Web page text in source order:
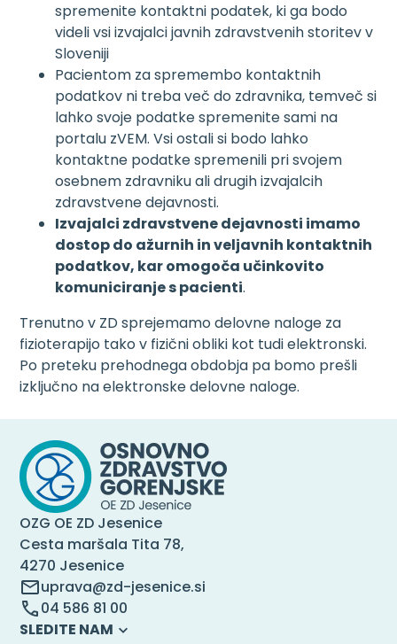
spremenite kontaktni podatek, ki ga bodo
videli vsi izvajalci javnih zdravstvenih storitev v
Sloveniji
Pacientom za spremembo kontaktnih
podatkov ni treba več do zdravnika, temveč si
lahko svoje podatke spremenite sami na
portalu zVEM. Vsi ostali si bodo lahko
kontaktne podatke spremenili pri svojem
osebnem zdravniku ali drugih izvajalcih
zdravstvene dejavnosti.
Izvajalci zdravstvene dejavnosti imamo
dostop do ažurnih in veljavnih kontaktnih
podatkov, kar omogoča učinkovito
komuniciranje s pacienti.
Trenutno v ZD sprejemamo delovne naloge za
fizioterapijo tako v fizični obliki kot tudi elektronski.
Po preteku prehodnega obdobja pa bomo prešli
izključno na elektronske delovne naloge.
OZG OE ZD Jesenice
Cesta maršala Tita 78,
4270 Jesenice
uprava@zd-jesenice.si
04 586 81 00
SLEDITE NAM